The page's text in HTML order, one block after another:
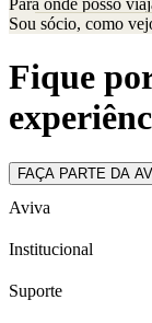
Sou sócio, como
Fique
FAÇA PARTE DA
Aviva
Institucional
Suporte